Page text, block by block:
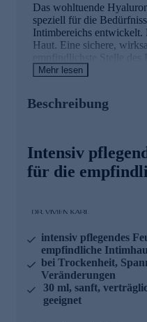
Das wohltuende
speziell für die
Intimbereichs entwickelt.
Haut. Eine sichere,
empfindlichste Stelle
hautneutral, parfümfrei
- Spendet sofortige und
- Verbessert das
Spannungsgefühl
- Speziell für die
- Ohne Parfum und
Hyaluron Serum für
bequem online bestellen.
Mehr lesen
Beschreibung
Intensiv
für die
intensiv pflegendes
empfindliche
bei Trockenheit,
Veränderungen
30 ml, sanft,
geeignet